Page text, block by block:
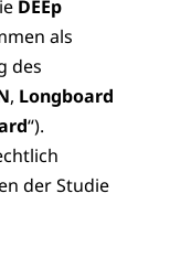
DEEp
als
des
, Longboard
“).
der Studie